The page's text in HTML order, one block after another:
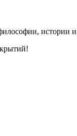
истории